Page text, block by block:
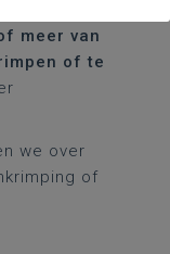
meer van
of te
we over
of